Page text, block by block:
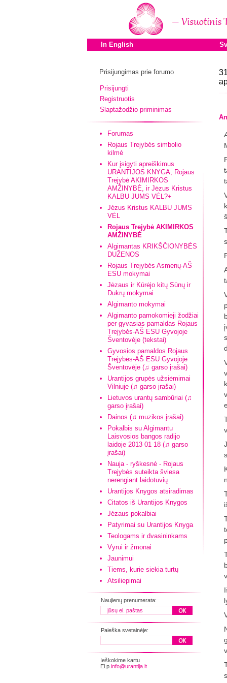
In English
Prisijungimas prie forumo
Prisijungti
Registruotis
Slaptažodžio priminimas
Forumas
Rojaus Trejybės simbolio
kilmė
Kur įsigyti apreiškimus
URANTIJOS KNYGA, Rojaus
Trejybė AKIMIRKOS
AMŽINYBĖ, ir Jėzus Kristus
KALBU JUMS VĖL?+
Jėzus Kristus KALBU JUMS
VĖL
Rojaus Trejybė AKIMIRKOS
AMŽINYBĖ
Algimantas KRIKŠČIONYBĖS
DUŽENOS
Rojaus Trejybės Asmenų-AŠ
ESU mokymai
Jėzaus ir Kūrėjo kitų Sūnų ir
Dukrų mokymai
Algimanto mokymai
Algimanto pamokomieji žodžiai
per gyvąsias pamaldas Rojaus
Trejybės-AŠ ESU Gyvojoje
Šventovėje (tekstai)
Gyvosios pamaldos Rojaus
Trejybės-AŠ ESU Gyvojoje
Šventovėje (♫ garso įrašai)
Urantijos grupės užsiėmimai
Vilniuje (♫ garso įrašai)
Lietuvos urantų sambūriai (♫
garso įrašai)
Dainos (♫ muzikos įrašai)
Pokalbis su Algimantu
Laisvosios bangos radijo
laidoje 2013 01 18 (♫ garso
įrašai)
Nauja - ryškesnė - Rojaus
Trejybės suteikta šviesa
nerengiant laidotuvių
Urantijos Knygos atsiradimas
Citatos iš Urantijos Knygos
Jėzaus pokalbiai
Patyrimai su Urantijos Knyga
Teologams ir dvasininkams
Vyrui ir žmonai
Jaunimui
Tiems, kurie siekia turtų
Atsiliepimai
Naujienų prenumerata:
Paieška svetainėje:
Ieškokime kartu
El.p. info@urantija.lt